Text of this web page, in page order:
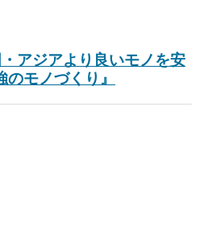
アジアより良いモノを安
モノづくり』